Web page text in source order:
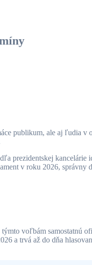
publikum, ale aj ľudia v
prezidentskej kancelárie
v roku 2026, správny
voľbám samostatnú
a trvá až do dňa